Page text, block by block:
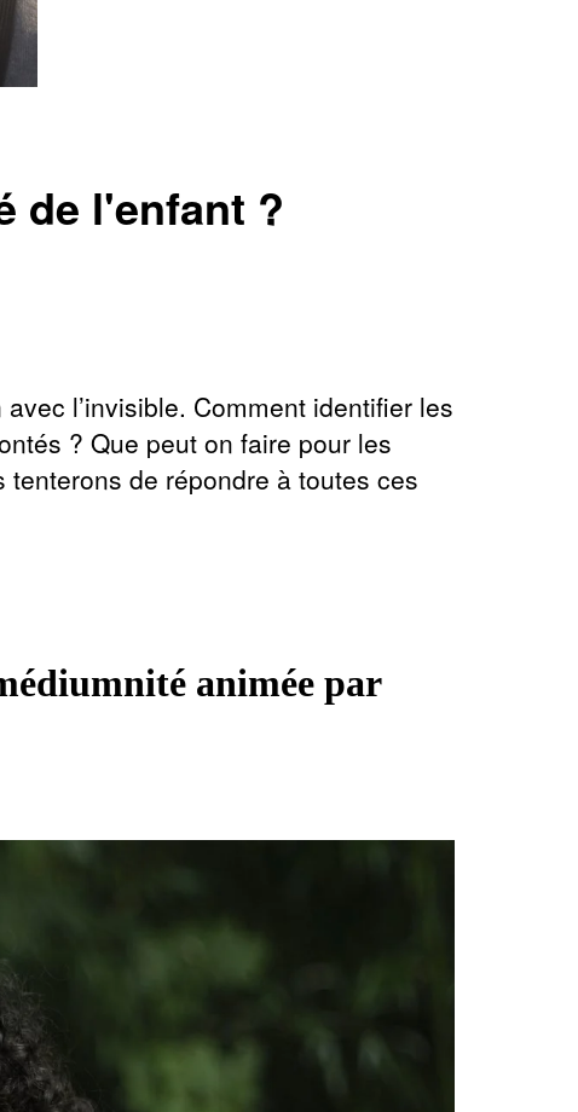
de l'enfant ?
l’invisible. Comment identifier les
? Que peut on faire pour les
de répondre à toutes ces
animée par